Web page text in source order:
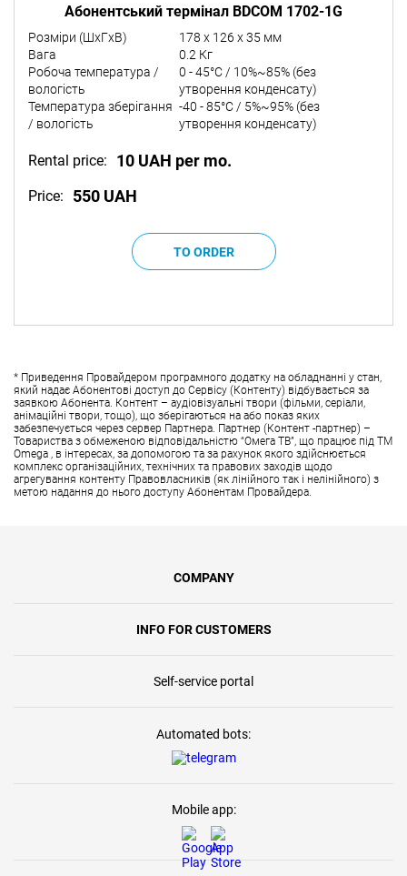
Абонентський термінал BDCOM 1702-1G
Розміри (ШxГxВ)
178 x 126 x 35 мм
Вага
0.2 Кг
Робоча температура /
вологість
0 - 45°C / 10%~85% (без
утворення конденсату)
Температура зберігання
/ вологість
-40 - 85°C / 5%~95% (без
утворення конденсату)
Rental price: 10 UAH per mo.
Price: 550 UAH
* Приведення Провайдером програмного додатку на обладнанні у стан,
який надає Абонентові доступ до Сервісу (Контенту) відбувається за
заявкою Абонента. Контент – аудіовізуальні твори (фільми, серіали,
анімаційні твори, тощо), що зберігаються на або показ яких
забезпечується через сервер Партнера. Партнер (Контент -партнер) –
Товариства з обмеженою відповідальністю “Омега ТВ”, що працює під ТМ
Omega , в інтересах, за допомогою та за рахунок якого здійснюється
комплекс організаційних, технічних та правових заходів щодо
агрегування контенту Правовласників (як лінійного так і нелінійного) з
метою надання до нього доступу Абонентам Провайдера.
COMPANY
INFO FOR CUSTOMERS
Self-service portal
Automated bots:
Mobile app: